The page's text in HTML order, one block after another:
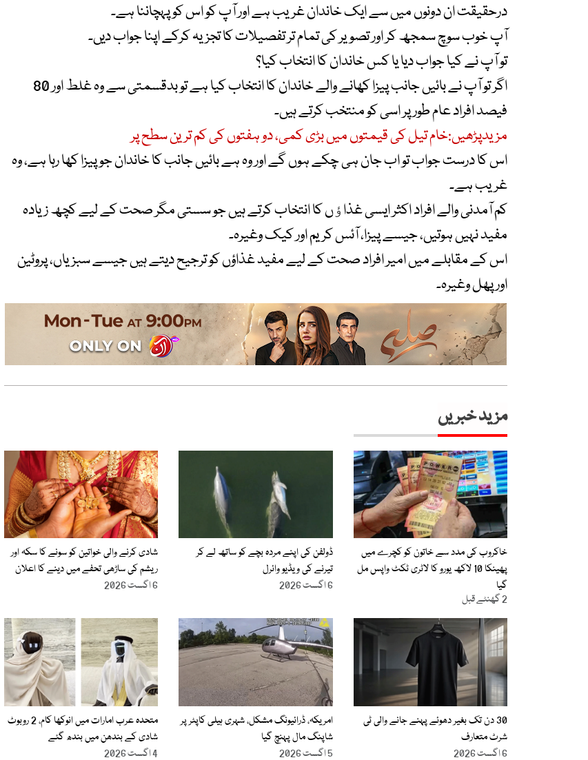
درحقیقت ان دونوں میں سے ایک خاندان غریب ہے اور آپ کو اس کو پہچاننا ہے۔
آپ خوب سوچ سمجھ کر اور تصویر کی تمام تر تفصیلات کا تجزیہ کرکے اپنا جواب دیں۔
تو آپ نے کیا جواب دیا یا کس خاندان کا انتخاب کیا؟
اگر تو آپ نے بائیں جانب پیزا کھانے والے خاندان کا انتخاب کیا ہے تو بدقسمتی سے وہ غلط اور 80
فیصد افراد عام طور پر اسی کو منتخب کرتے ہیں۔
مزیدپڑھیں:خام تیل کی قیمتوں میں بڑی کمی، دو ہفتوں کی کم ترین سطح پر
اس کا درست جواب تو اب جان ہی چکے ہوں گے اور وہ ہے بائیں جانب کا خاندان جو پیزا کھا رہا ہے، وہ
غریب ہے۔
کم آمدنی والے افراد اکثر ایسی غذاﺅں کا انتخاب کرتے ہیں جو سستی مگر صحت کے لیے کچھ زیادہ
مفید نہیں ہوتیں، جیسے پیزا، آئس کریم اور کیک وغیرہ۔
اس کے مقابلے میں امیر افراد صحت کے لیے مفید غذاؤں کو ترجیح دیتے ہیں جیسے سبزیاں، پروٹین
اور پھل وغیرہ۔
مزید خبریں
خاکروب کی مدد سے خاتون کو کچرے میں
پھینکا 10 لاکھ یورو کا لاٹری ٹکٹ واپس مل
گیا
2 گھنٹے قبل
ڈولفن کی اپنے مردہ بچے کو ساتھ لے کر
تیرنے کی ویڈیو وائرل
6 اگست 2026
شادی کرنے والی خواتین کو سونے کا سکہ اور
ریشم کی ساڑھی تحفے میں دینے کا اعلان
6 اگست 2026
30 دن تک بغیر دھوئے پہنے جانے والی ٹی
شرٹ متعارف
6 اگست 2026
امریکہ، ڈرائیونگ مشکل، شہری ہیلی کاپٹر پر
شاپنگ مال پہنچ گیا
5 اگست 2026
متحدہ عرب امارات میں انوکھا کام، 2 روبوٹ
شادی کے بندھن میں بندھ گئے
4 اگست 2026